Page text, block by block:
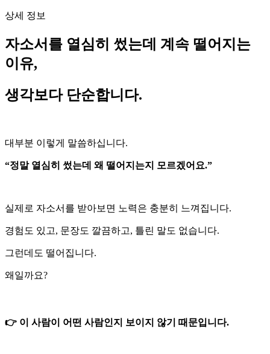
상세 정보
자소서를 열심히 썼는데 계속 떨어지는
이유,
생각보다 단순합니다.
대부분 이렇게 말씀하십니다.
“정말 열심히 썼는데 왜 떨어지는지 모르겠어요.”
실제로 자소서를 받아보면 노력은 충분히 느껴집니다.
경험도 있고, 문장도 깔끔하고, 틀린 말도 없습니다.
그런데도 떨어집니다.
왜일까요?
👉 이 사람이 어떤 사람인지 보이지 않기 때문입니다.